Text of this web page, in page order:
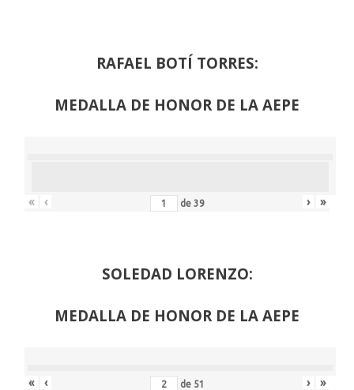
RAFAEL BOTÍ TORRES:
MEDALLA DE HONOR DE LA AEPE
« ‹ de 39 › »
SOLEDAD LORENZO:
MEDALLA DE HONOR DE LA AEPE
« ‹ de 51 › »